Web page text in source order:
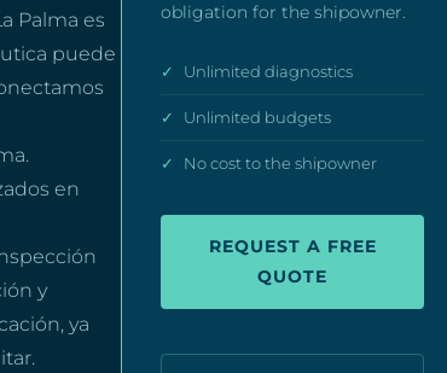
Palma es
puede
en
y
ya
obligation for the shipowner.
✓ Unlimited diagnostics
✓ Unlimited budgets
✓ No cost to the shipowner
REQUEST A FREE
QUOTE